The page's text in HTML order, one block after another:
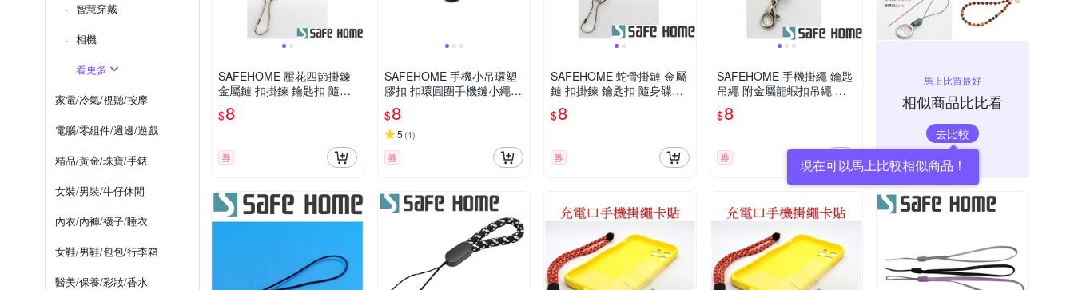
智慧穿戴
相機
看更多
家電/冷氣/視聽/按摩
電腦/零組件/週邊/遊戲
精品/黃金/珠寶/手錶
女裝/男裝/牛仔休閒
內衣/內褲/襪子/睡衣
女鞋/男鞋/包包/行李箱
醫美/保養/彩妝/香水
SAFEHOME 壓花四節掛鍊
金屬鏈 扣掛鍊 鑰匙扣 隨身
碟防丟掛鏈 金屬材質 CPA0
39
$8
券
SAFEHOME 手機小吊環塑
膠扣 扣環圓圈手機鏈小繩頭
吊環手指掛繩 7公分長 CPA
044
$8
5 (1)
券
SAFEHOME 蛇骨掛鏈 金屬
鏈 扣掛鍊 鑰匙扣 隨身碟防
丟掛鏈 金屬材質 CPA040
$8
券
SAFEHOME 手機掛繩 鑰匙
吊繩 附金屬龍蝦扣吊繩 玩
具公仔五金配件小繩子 7公
分長 CPA041
$8
券
馬上比買最好
相似商品比比看
去比較